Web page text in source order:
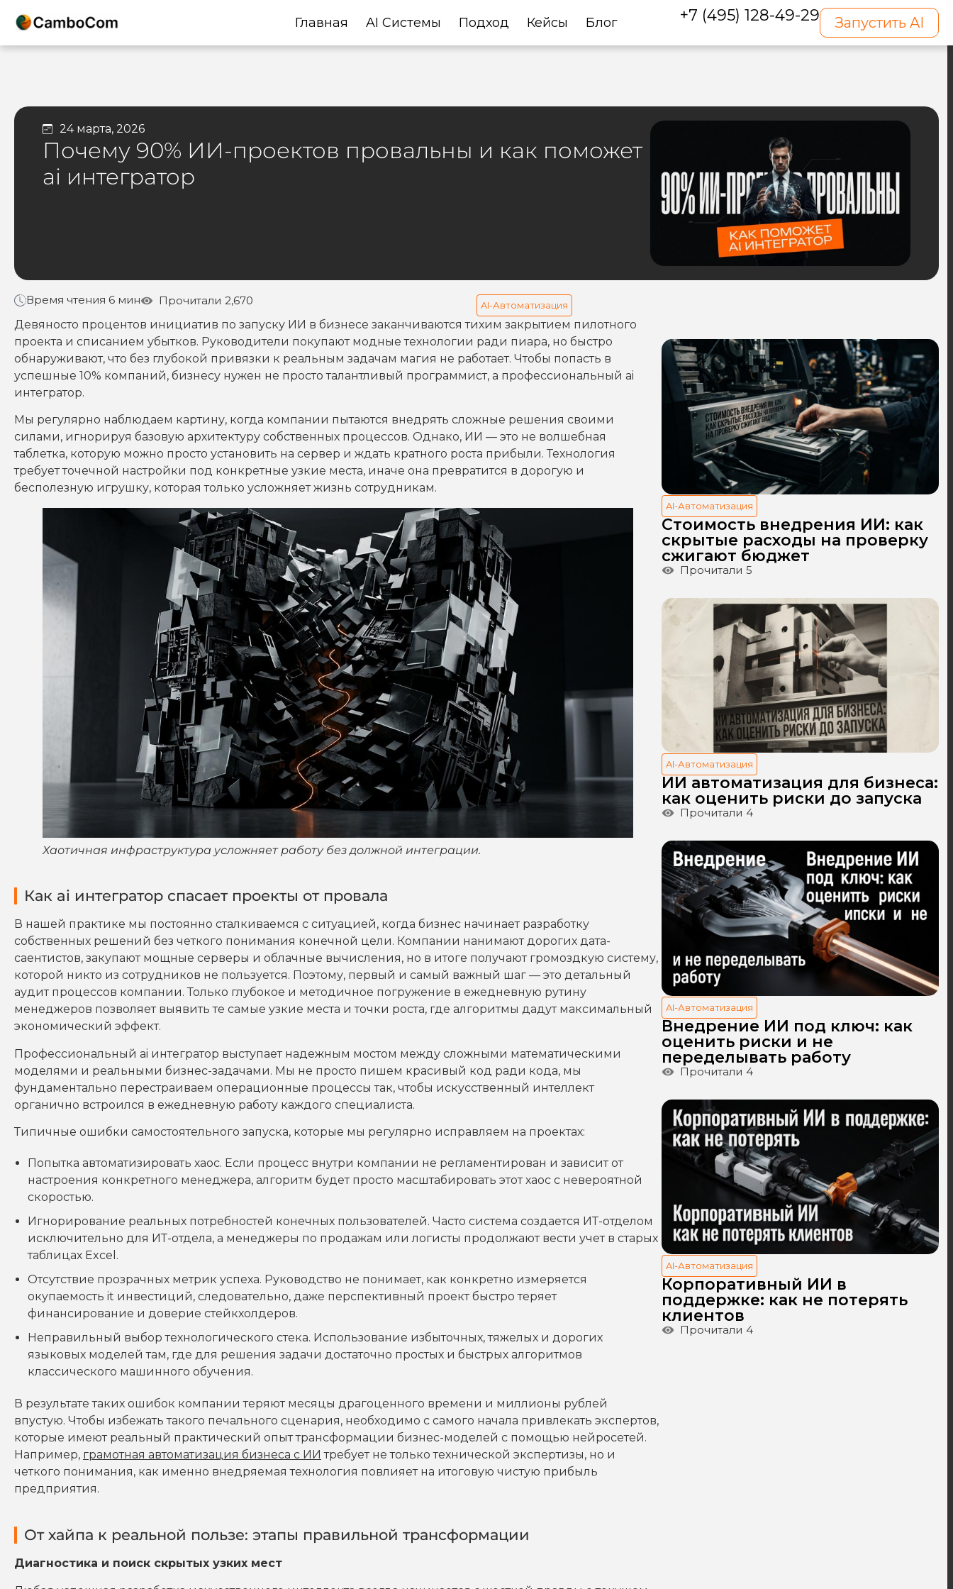
Главная AI Системы Подход Кейсы Блог +7 (495) 128-49-29 Запустить AI
24 марта, 2026
Почему 90% ИИ-проектов провальны и как поможет
ai интегратор
Время чтения 6 мин Прочитали 2,670 AI-Автоматизация
Девяносто процентов инициатив по запуску ИИ в бизнесе заканчиваются тихим закрытием пилотного
проекта и списанием убытков. Руководители покупают модные технологии ради пиара, но быстро
обнаруживают, что без глубокой привязки к реальным задачам магия не работает. Чтобы попасть в
успешные 10% компаний, бизнесу нужен не просто талантливый программист, а профессиональный ai
интегратор.
Мы регулярно наблюдаем картину, когда компании пытаются внедрять сложные решения своими
силами, игнорируя базовую архитектуру собственных процессов. Однако, ИИ — это не волшебная
таблетка, которую можно просто установить на сервер и ждать кратного роста прибыли. Технология
требует точечной настройки под конкретные узкие места, иначе она превратится в дорогую и
бесполезную игрушку, которая только усложняет жизнь сотрудникам.
Хаотичная инфраструктура усложняет работу без должной интеграции.
Как ai интегратор спасает проекты от провала
В нашей практике мы постоянно сталкиваемся с ситуацией, когда бизнес начинает разработку
собственных решений без четкого понимания конечной цели. Компании нанимают дорогих дата-
саентистов, закупают мощные серверы и облачные вычисления, но в итоге получают громоздкую систему,
которой никто из сотрудников не пользуется. Поэтому, первый и самый важный шаг — это детальный
аудит процессов компании. Только глубокое и методичное погружение в ежедневную рутину
менеджеров позволяет выявить те самые узкие места и точки роста, где алгоритмы дадут максимальный
экономический эффект.
Профессиональный ai интегратор выступает надежным мостом между сложными математическими
моделями и реальными бизнес-задачами. Мы не просто пишем красивый код ради кода, мы
фундаментально перестраиваем операционные процессы так, чтобы искусственный интеллект
органично встроился в ежедневную работу каждого специалиста.
Типичные ошибки самостоятельного запуска, которые мы регулярно исправляем на проектах:
Попытка автоматизировать хаос. Если процесс внутри компании не регламентирован и зависит от
настроения конкретного менеджера, алгоритм будет просто масштабировать этот хаос с невероятной
скоростью.
Игнорирование реальных потребностей конечных пользователей. Часто система создается ИТ-отделом
исключительно для ИТ-отдела, а менеджеры по продажам или логисты продолжают вести учет в старых
таблицах Excel.
Отсутствие прозрачных метрик успеха. Руководство не понимает, как конкретно измеряется
окупаемость it инвестиций, следовательно, даже перспективный проект быстро теряет
финансирование и доверие стейкхолдеров.
Неправильный выбор технологического стека. Использование избыточных, тяжелых и дорогих
языковых моделей там, где для решения задачи достаточно простых и быстрых алгоритмов
классического машинного обучения.
В результате таких ошибок компании теряют месяцы драгоценного времени и миллионы рублей
впустую. Чтобы избежать такого печального сценария, необходимо с самого начала привлекать экспертов,
которые имеют реальный практический опыт трансформации бизнес-моделей с помощью нейросетей.
Например, грамотная автоматизация бизнеса с ИИ требует не только технической экспертизы, но и
четкого понимания, как именно внедряемая технология повлияет на итоговую чистую прибыль
предприятия.
От хайпа к реальной пользе: этапы правильной трансформации
Диагностика и поиск скрытых узких мест
AI-Автоматизация
Стоимость внедрения ИИ: как
скрытые расходы на проверку
сжигают бюджет
Прочитали 5
AI-Автоматизация
ИИ автоматизация для бизнеса:
как оценить риски до запуска
Прочитали 4
AI-Автоматизация
Внедрение ИИ под ключ: как
оценить риски и не
переделывать работу
Прочитали 4
AI-Автоматизация
Корпоративный ИИ в
поддержке: как не потерять
клиентов
Прочитали 4